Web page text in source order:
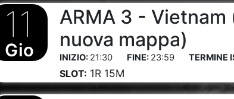
11
Gio
ARMA 3 -
nuova mappa)
21:30 23:59
SLOT: 1R 15M